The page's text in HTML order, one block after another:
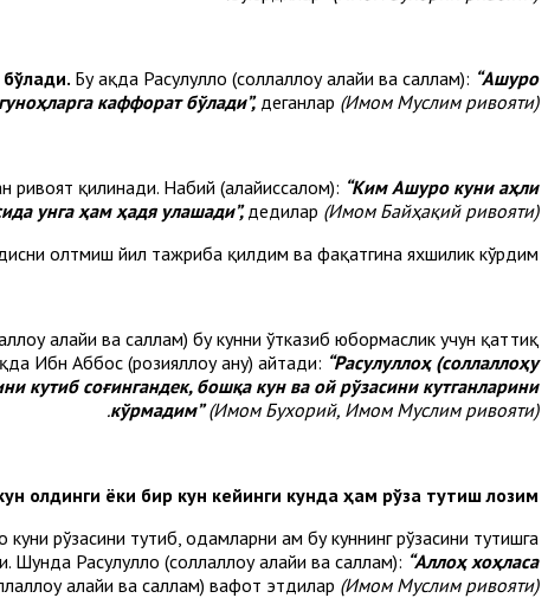
Бу ҳақда Расулуллоҳ (соллаллоҳу алайҳи ва саллам): “Ашуро
каффорат бўлади”, деганлар (Имом Муслим ривояти).
ривоят қилинади. Набий (алайҳиссалом): “Ким Ашуро куни аҳли
унга ҳам ҳадя улашади”,дедилар (Имом Байҳақий ривояти).
олтмиш йил тажриба қилдим ва фақатгина яхшилик кўрдим”.
алайҳи ва саллам) бу кунни ўтказиб юбормаслик учун қаттиқ
Ибн Аббос (розияллоҳу анҳу) айтади: “Расулуллоҳ (соллаллоҳу
кутиб соғингандек, бошқа кун ва ой рўзасини кутганларини
кўрмадим” (Имом Бухорий, Имом Муслим ривояти).
олдинги ёки бир кун кейинги кунда ҳам рўза тутиш лозим.
куни рўзасини тутиб, одамларни ҳам бу куннинг рўзасини тутишга
Расулуллоҳ (соллаллоҳу алайҳи ва саллам): “Аллоҳ хоҳласа
алайҳи ва саллам) вафот этдилар (Имом Муслим ривояти).